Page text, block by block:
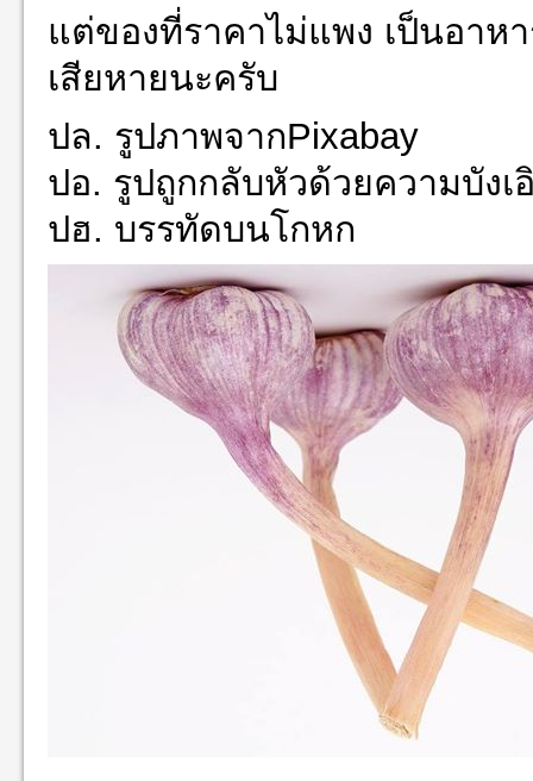
แต่ของที่ราคาไม่แพง เป็นอาห
เสียหายนะครับ
ปล. รูปภาพจากPixabay
ปอ. รูปถูกกลับหัวด้วยความบังเ
ปฮ. บรรทัดบนโกหก